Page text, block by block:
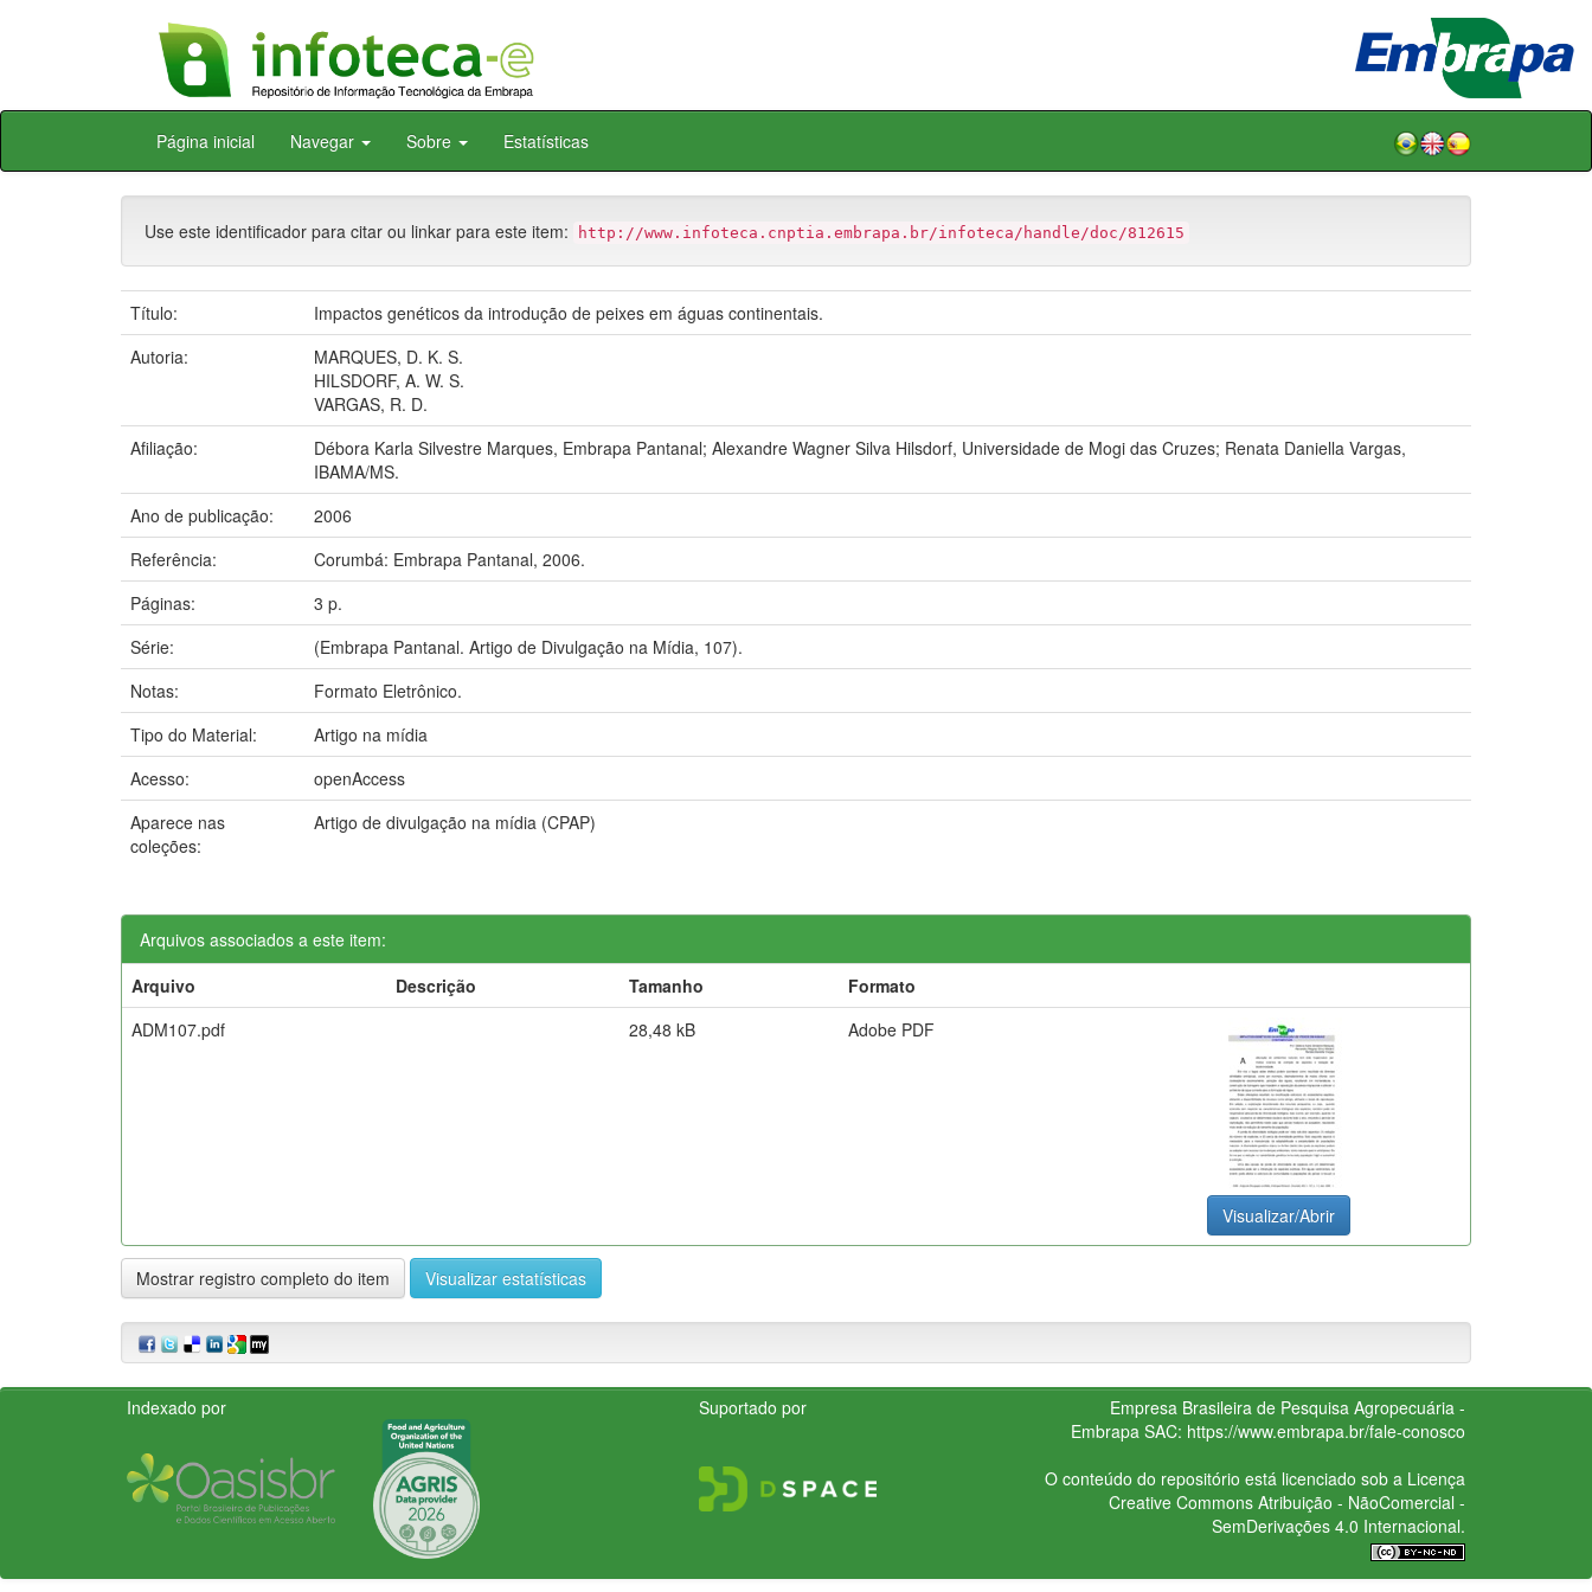
Skip
Página inicial Navegar Sobre Estatísticas
Use este identificador para citar ou linkar para este item: http://www.infoteca.cnptia.embrapa.br/infoteca/handle/doc/812615
Título:
Impactos genéticos da introdução de peixes em águas continentais.
Autoria:
MARQUES, D. K. S.
HILSDORF, A. W. S.
VARGAS, R. D.
Afiliação:
Débora Karla Silvestre Marques, Embrapa Pantanal; Alexandre Wagner Silva Hilsdorf, Universidade de Mogi das Cruzes; Renata Daniella Vargas,
IBAMA/MS.
Ano de publicação:
2006
Referência:
Corumbá: Embrapa Pantanal, 2006.
Páginas:
3 p.
Série:
(Embrapa Pantanal. Artigo de Divulgação na Mídia, 107).
Notas:
Formato Eletrônico.
Tipo do Material:
Artigo na mídia
Acesso:
openAccess
Aparece nas
coleções:
Artigo de divulgação na mídia (CPAP)
Arquivos associados a este item:
Arquivo
Descrição Tamanho
Formato
ADM107.pdf
28,48 kB Adobe PDF
Visualizar/Abrir
Mostrar registro completo do item Visualizar estatísticas
Indexado por Suportado por
Empresa Brasileira de Pesquisa Agropecuária -
Embrapa SAC: https://www.embrapa.br/fale-conosco
O conteúdo do repositório está licenciado sob a Licença
Creative CommonsAtribuição - NãoComercial -
SemDerivações 4.0 Internacional.